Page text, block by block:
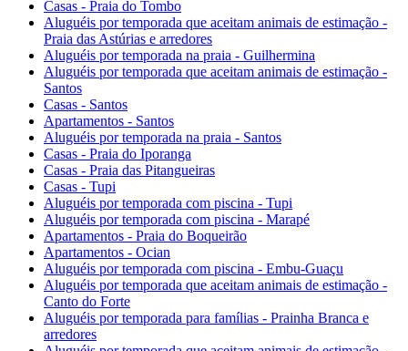
Casas - Praia do Tombo
Aluguéis por temporada que aceitam animais de estimação -
Praia das Astúrias e arredores
Aluguéis por temporada na praia - Guilhermina
Aluguéis por temporada que aceitam animais de estimação -
Santos
Casas - Santos
Apartamentos - Santos
Aluguéis por temporada na praia - Santos
Casas - Praia do Iporanga
Casas - Praia das Pitangueiras
Casas - Tupi
Aluguéis por temporada com piscina - Tupi
Aluguéis por temporada com piscina - Marapé
Apartamentos - Praia do Boqueirão
Apartamentos - Ocian
Aluguéis por temporada com piscina - Embu-Guaçu
Aluguéis por temporada que aceitam animais de estimação -
Canto do Forte
Aluguéis por temporada para famílias - Prainha Branca e
arredores